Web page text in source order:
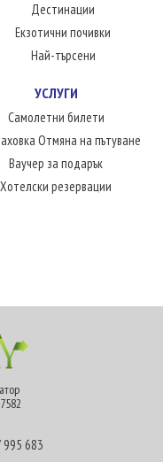
Дестинации
Екзотични почивки
Най-търсени
УСЛУГИ
Самолетни билети
Отмяна на пътуване
Ваучер за подарък
Хотелски резервации
995 683